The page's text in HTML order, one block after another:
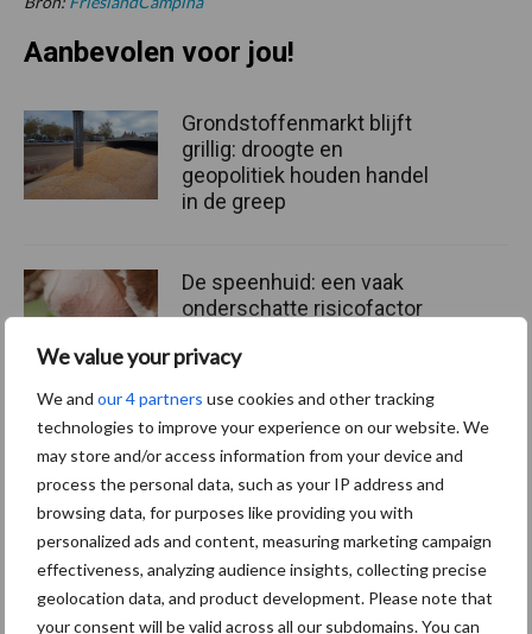
We value your privacy
We and our 4 partners use cookies and other tracking
technologies to improve your experience on our website. We
may store and/or access information from your device and
process the personal data, such as your IP address and
browsing data, for purposes like providing you with
personalized ads and content, measuring marketing campaign
effectiveness, analyzing audience insights, collecting precise
geolocation data, and product development. Please note that
your consent will be valid across all our subdomains. You can
Aanbevolen voor jou!
Grondstoffenmarkt blijft
grillig: droogte en
geopolitiek houden handel
in de greep
De speenhuid: een vaak
onderschatte risicofactor
ForFarmers ziet volume en
marktaandeel groeien in
krimpende Nederlandse
markt
Themapagina's